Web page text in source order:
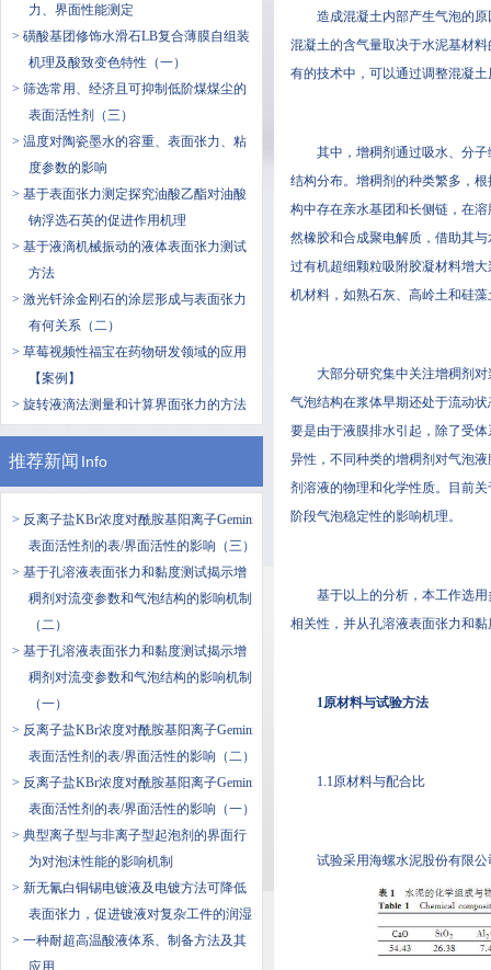
力、界面性能测定
> 磺酸基团修饰水滑石LB复合薄膜自组装
机理及酸致变色特性（一）
> 筛选常用、经济且可抑制低阶煤煤尘的
表面活性剂（三）
> 温度对陶瓷墨水的容重、表面张力、粘
度参数的影响
> 基于表面张力测定探究油酸乙酯对油酸
钠浮选石英的促进作用机理
> 基于液滴机械振动的液体表面张力测试
方法
> 激光钎涂金刚石的涂层形成与表面张力
有何关系（二）
> 草莓视频性福宝在药物研发领域的应用
【案例】
> 旋转液滴法测量和计算界面张力的方法
推荐新闻 Info
> 反离子盐KBr浓度对酰胺基阳离子Gemini
表面活性剂的表/界面活性的影响（三）
> 基于孔溶液表面张力和黏度测试揭示增
稠剂对流变参数和气泡结构的影响机制
（二）
> 基于孔溶液表面张力和黏度测试揭示增
稠剂对流变参数和气泡结构的影响机制
（一）
> 反离子盐KBr浓度对酰胺基阳离子Gemini
表面活性剂的表/界面活性的影响（二）
> 反离子盐KBr浓度对酰胺基阳离子Gemini
表面活性剂的表/界面活性的影响（一）
> 典型离子型与非离子型起泡剂的界面行
为对泡沫性能的影响机制
> 新无氰白铜锡电镀液及电镀方法可降低
表面张力，促进镀液对复杂工件的润湿
> 一种耐超高温酸液体系、制备方法及其
应用
造成混凝土内部产生气泡的原因
混凝土的含气量取决于水泥基材料的
有的技术中，可以通过调整混凝土
其中，增稠剂通过吸水、
结构分布。增稠剂的种类繁多，
构中存在亲水基团和长侧链，在
然橡胶和合成聚电解质，借助其与
过有机超细颗粒吸附胶凝材料增大浆
机材料，如熟石灰、高岭土和
大部分研究集中关注增稠剂对浆
气泡结构在浆体早期还处于流动状
要是由于液膜排水引起，除了受体
异性，不同种类的增稠剂对气泡液
剂溶液的物理和化学性质。目前
阶段气泡稳定性的影响机理。
基于以上的分析，本工作
相关性，并从孔溶液表面张力和
1原材料与试验方法
1.1原材料与配合比
试验采用海螺水泥股份有限公